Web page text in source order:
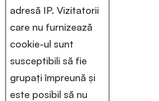
adresă IP. Vizitatorii
care nu furnizează
cookie-ul sunt
susceptibili să fie
grupați împreună și
este posibil să nu